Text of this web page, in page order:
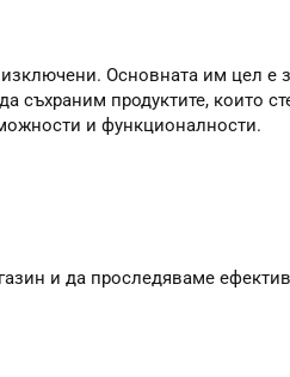
Основната им цел е
съхраним продуктите, които
и функционалности.
и да проследяваме